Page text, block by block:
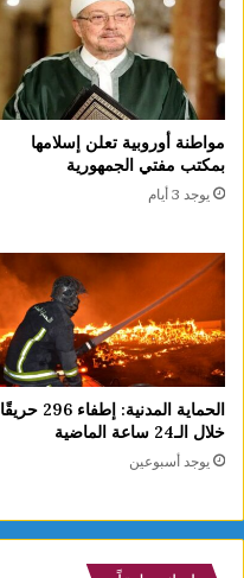
مواطنة أوروبية تعلن إسلامها
بمكتب مفتي الجمهورية
يوجد 3 أيام
الحماية المدنية: إطفاء 296 حريقًا
خلال الـ24 ساعة الماضية
يوجد أسبوعين